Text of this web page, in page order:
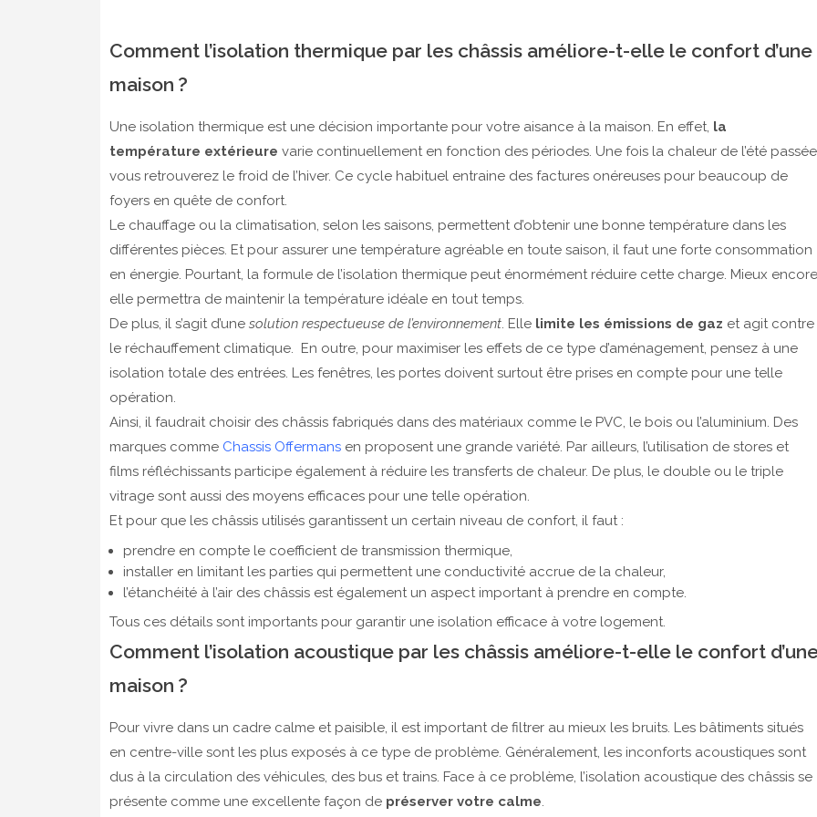
Comment l’isolation thermique par les châssis améliore-t-elle le confort d’une
maison ?
Une isolation thermique est une décision importante pour votre aisance à la maison. En effet, la
température extérieure varie continuellement en fonction des périodes. Une fois la chaleur de l’été
vous retrouverez le froid de l’hiver. Ce cycle habituel entraine des factures onéreuses pour beaucoup de
foyers en quête de confort.
Le chauffage ou la climatisation, selon les saisons, permettent d’obtenir une bonne température dans les
différentes pièces. Et pour assurer une température agréable en toute saison, il faut une forte consommation
en énergie. Pourtant, la formule de l’isolation thermique peut énormément réduire cette charge. Mieux
elle permettra de maintenir la température idéale en tout temps.
De plus, il s’agit d’une solution respectueuse de l’environnement. Elle limite les émissions de gaz et agit contre
le réchauffement climatique. En outre, pour maximiser les effets de ce type d’aménagement, pensez à une
isolation totale des entrées. Les fenêtres, les portes doivent surtout être prises en compte pour une telle
opération.
Ainsi, il faudrait choisir des châssis fabriqués dans des matériaux comme le PVC, le bois ou l’aluminium. Des
marques comme Chassis Offermansen proposent une grande variété. Par ailleurs, l’utilisation de stores et
films réfléchissants participe également à réduire les transferts de chaleur. De plus, le double ou le triple
vitrage sont aussi des moyens efficaces pour une telle opération.
Et pour que les châssis utilisés garantissent un certain niveau de confort, il faut :
prendre en compte le coefficient de transmission thermique,
installer en limitant les parties qui permettent une conductivité accrue de la chaleur,
l’étanchéité à l’air des châssis est également un aspect important à prendre en compte.
Tous ces détails sont importants pour garantir une isolation efficace à votre logement.
Comment l’isolation acoustique par les châssis améliore-t-elle le confort
maison ?
Pour vivre dans un cadre calme et paisible, il est important de filtrer au mieux les bruits. Les bâtiments situés
en centre-ville sont les plus exposés à ce type de problème. Généralement, les inconforts acoustiques sont
dus à la circulation des véhicules, des bus et trains. Face à ce problème, l’isolation acoustique des châssis se
présente comme une excellente façon de préserver votre calme